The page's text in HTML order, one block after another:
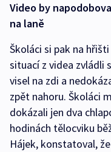
Video by
na laně
Školáci si pak na
situací z videa zvládli
visel na zdi a
zpět nahoru. Školáci
dokázali jen dva
hodinách tělocviku
Hájek, konstatoval,